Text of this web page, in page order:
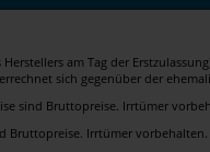
am Tag der
sich gegenüber der
sind Bruttopreise. Irrtümer
Bruttopreise. Irrtümer vorbehalten.